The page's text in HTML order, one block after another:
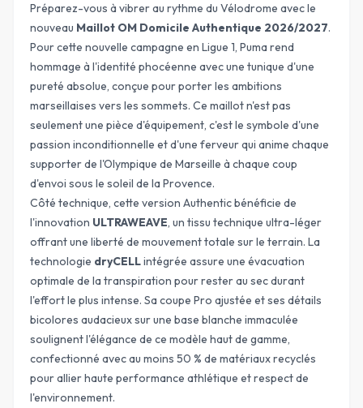
Préparez-vous à vibrer au rythme du Vélodrome avec le
nouveau Maillot OM Domicile Authentique 2026/2027.
Pour cette nouvelle campagne en Ligue 1, Puma rend
hommage à l'identité phocéenne avec une tunique d'une
pureté absolue, conçue pour porter les ambitions
marseillaises vers les sommets. Ce maillot n'est pas
seulement une pièce d'équipement, c'est le symbole d'une
passion inconditionnelle et d'une ferveur qui anime chaque
supporter de l'Olympique de Marseille à chaque coup
d'envoi sous le soleil de la Provence.
Côté technique, cette version Authentic bénéficie de
l'innovation ULTRAWEAVE, un tissu technique ultra-léger
offrant une liberté de mouvement totale sur le terrain. La
technologie dryCELLintégrée assure une évacuation
optimale de la transpiration pour rester au sec durant
l'effort le plus intense. Sa coupe Pro ajustée et ses détails
bicolores audacieux sur une base blanche immaculée
soulignent l'élégance de ce modèle haut de gamme,
confectionné avec au moins 50 % de matériaux recyclés
pour allier haute performance athlétique et respect de
l'environnement.